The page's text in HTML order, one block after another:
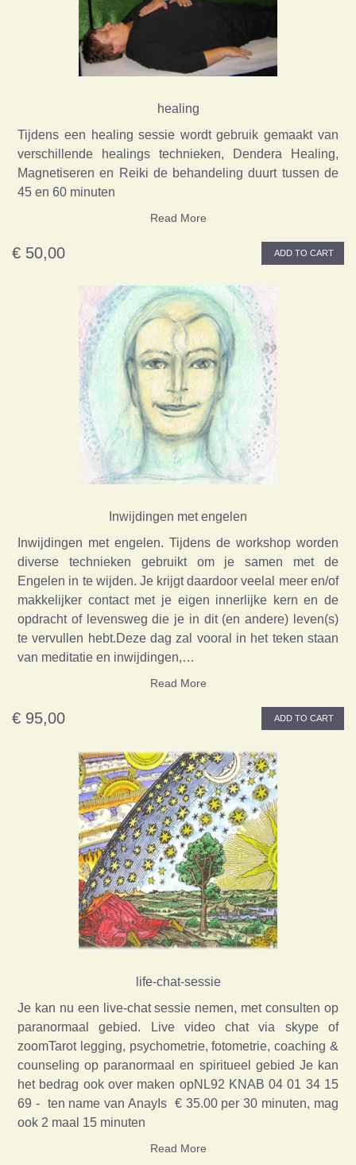
healing
Tijdens een healing sessie wordt gebruik gemaakt van
verschillende healings technieken, Dendera Healing,
Magnetiseren en Reiki de behandeling duurt tussen de
45 en 60 minuten
Read More
€ 50,00 ADD TO CART
Inwijdingen met engelen
Inwijdingen met engelen. Tijdens de workshop worden
diverse technieken gebruikt om je samen met de
Engelen in te wijden. Je krijgt daardoor veelal meer en/of
makkelijker contact met je eigen innerlijke kern en de
opdracht of levensweg die je in dit (en andere) leven(s)
te vervullen hebt.Deze dag zal vooral in het teken staan
van meditatie en inwijdingen,…
Read More
€ 95,00 ADD TO CART
life-chat-sessie
Je kan nu een live-chat sessie nemen, met consulten op
paranormaal gebied. Live video chat via skype of
zoomTarot legging, psychometrie, fotometrie, coaching &
counseling op paranormaal en spiritueel gebied Je kan
het bedrag ook over maken opNL92 KNAB 04 01 34 15
69 - ten name van AnayIs € 35.00 per 30 minuten, mag
ook 2 maal 15 minuten
Read More